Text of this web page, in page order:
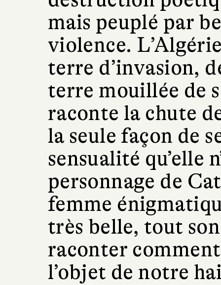
mais peuplé par
violence.
terre d’invasion,
terre mouillée de
raconte la chute
la seule façon de
sensualité qu’elle
personnage de
femme
très belle, tout
raconter
l’objet de notre